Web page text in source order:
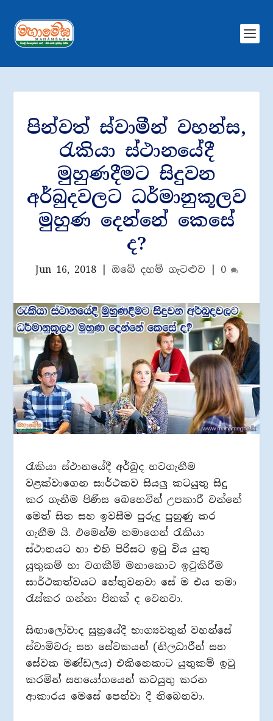
පින්වත් ස්වාමීන් වහන්ස,
රැකියා ස්ථානයේදී
මුහුණදීමට සිදුවන
අර්බුදවලට ධර්මානුකූලව
මුහුණ දෙන්නේ කෙසේ
ද?
Jun 16, 2018| ඔබේ දහම් ගැටළුව 0
රැකියා ස්ථානයේදී අර්බුද හටගැනීම
වළක්වාගෙන සාර්ථකව සියලු කටයුතු සිදු
කර ගැනීම පිණිස බෙහෙවින් උපකාරී වන්නේ
මෙත් සිත සහ ඉවසීම පුරුදු පුහුණු කර
ගැනීම යි. එමෙන්ම තමාගෙන් රැකියා
ස්ථානයට හා එහි පිරිසට ඉටු විය යුතු
යුතුකම් හා වගකීම් මනාකොට ඉටුකිරීම
සාර්ථකත්වයට හේතුවනවා සේ ම එය තමා
රැස්කර ගන්නා පිනක් ද වෙනවා.
සිඟාලෝවාද සූත්‍රයේදී භාග්‍යවතුන් වහන්සේ
ස්වාමිවරු සහ සේවකයන් (නිලධාරීන් සහ
සේවක මණ්ඩලය) එකිනෙකාට යුතුකම් ඉටු
කරමින් සහයෝගයෙන් කටයුතු කරන
ආකාරය මෙසේ පෙන්වා දී තිබෙනවා.